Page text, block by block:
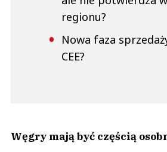
regionu?
Nowa faza
CEE?
Węgry mają być częścią